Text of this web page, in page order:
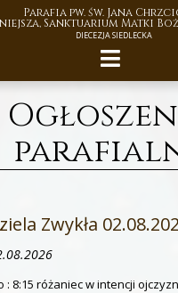
Parafia pw. św. Jana
Sanktuarium Matki
DIECEZJA SIEDLECKA
Zwykła
: 8:15 różaniec w intencji